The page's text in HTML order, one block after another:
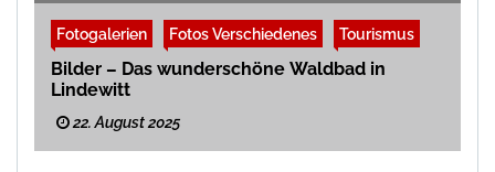
Fotogalerien Fotos Verschiedenes Tourismus
Bilder – Das wunderschöne Waldbad in
Lindewitt
22. August 2025